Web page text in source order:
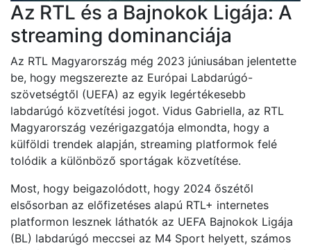
Az RTL és a Bajnokok Ligája: A
streaming dominanciája
Az RTL Magyarország még 2023 júniusában jelentette
be, hogy megszerezte az Európai Labdarúgó-
szövetségtől (UEFA) az egyik legértékesebb
labdarúgó közvetítési jogot. Vidus Gabriella, az RTL
Magyarország vezérigazgatója elmondta, hogy a
külföldi trendek alapján, streaming platformok felé
tolódik a különböző sportágak közvetítése.
Most, hogy beigazolódott, hogy 2024 őszétől
elsősorban az előfizetéses alapú RTL+ internetes
platformon lesznek láthatók az UEFA Bajnokok Ligája
(BL) labdarúgó meccsei az M4 Sport helyett, számos